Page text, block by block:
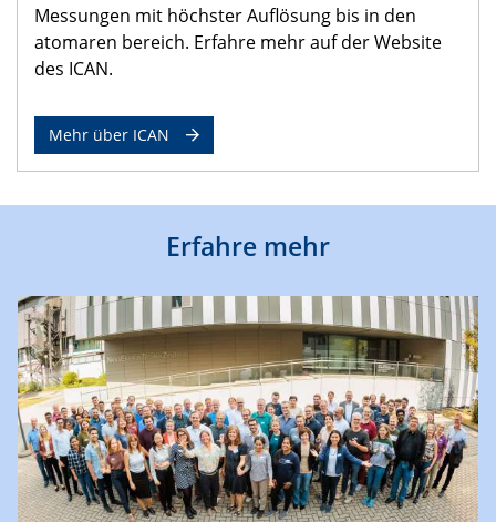
Messungen mit höchster Auflösung bis in den
atomaren bereich. Erfahre mehr auf der Website
des ICAN.
Mehr über ICAN
Erfahre mehr